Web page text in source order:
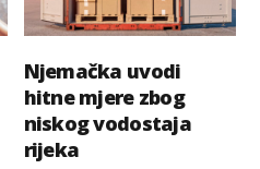
Njemačka uvodi
hitne mjere zbog
niskog vodostaja
rijeka